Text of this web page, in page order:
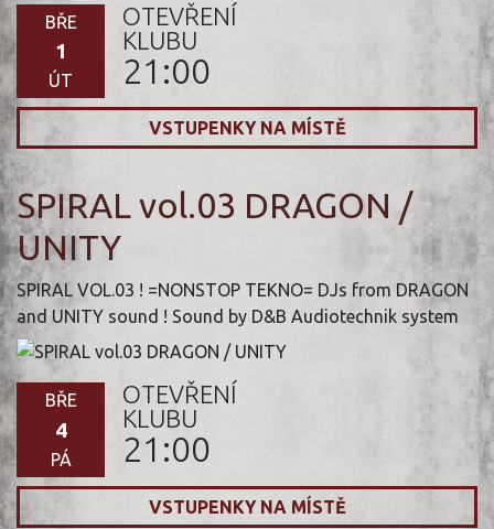
BŘE
1
ÚT
OTEVŘENÍ
KLUBU
21:00
VSTUPENKY NA MÍSTĚ
SPIRAL vol.03 DRAGON /
UNITY
SPIRAL VOL.03 ! =NONSTOP TEKNO= DJs from DRAGON
and UNITY sound ! Sound by D&B Audiotechnik system
BŘE
4
PÁ
OTEVŘENÍ
KLUBU
21:00
VSTUPENKY NA MÍSTĚ